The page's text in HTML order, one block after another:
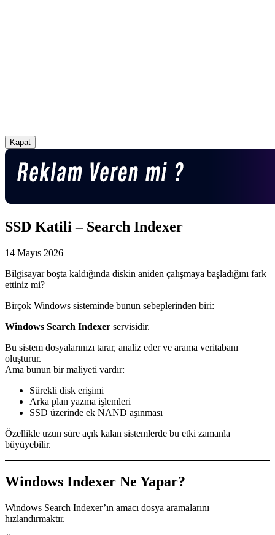
Kapat
SSD Katili – Search Indexer
14 Mayıs 2026
Bilgisayar boşta kaldığında diskin aniden çalışmaya başladığını fark
ettiniz mi?
Birçok Windows sisteminde bunun sebeplerinden biri:
Windows Search Indexer servisidir.
Bu sistem dosyalarınızı tarar, analiz eder ve arama veritabanı
oluşturur.
Ama bunun bir maliyeti vardır:
Sürekli disk erişimi
Arka plan yazma işlemleri
SSD üzerinde ek NAND aşınması
Özellikle uzun süre açık kalan sistemlerde bu etki zamanla
büyüyebilir.
Windows Indexer Ne Yapar?
Windows Search Indexer’ın amacı dosya aramalarını
hızlandırmaktır.